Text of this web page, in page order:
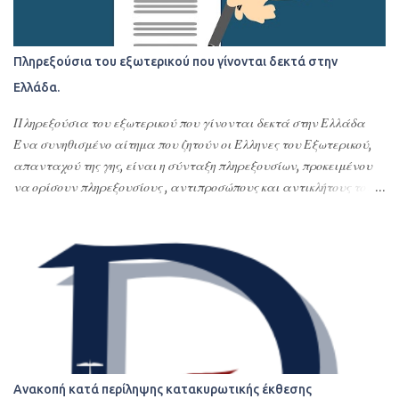
Πληρεξούσια του εξωτερικού που γίνονται δεκτά στην
Ελλάδα.
Πληρεξούσια του εξωτερικού που γίνονται δεκτά στην Ελλάδα
Ένα συνηθισμένο αίτημα που ζητούν οι Έλληνες του Εξωτερικού,
απανταχού της γης, είναι η σύνταξη πληρεξουσίων, προκειμένου
να ορίσουν πληρεξουσίους , αντιπροσώπους και αντικλήτους τους
υποθέσεων τους στην Ελλάδα ή οποιασδήποτε εκπροσώπησης –
αντιπροσώπευσης τους στην Ελλάδα. Με τα πληρεξούσια αυτά
ορίζουν εντολοδόχους τους με συγκεκριμένες εντολές φιλικά ή
συγγενικά τους πρόσωπα ή το σπουδαιότερο και δέον γενέσθαι
επαγγελματίες, όπως δικηγόρους, λογιστές ή πολιτικούς μηχανικούς
ή όλα αυτά τα αναφερόμενα πρόσωπα. Τα πληρεξούσια αυτά
δίνονται συνήθως για αποδοχές κληρονομιών, τακτοποίηση
Ανακοπή κατά περίληψης κατακυρωτικής έκθεσης